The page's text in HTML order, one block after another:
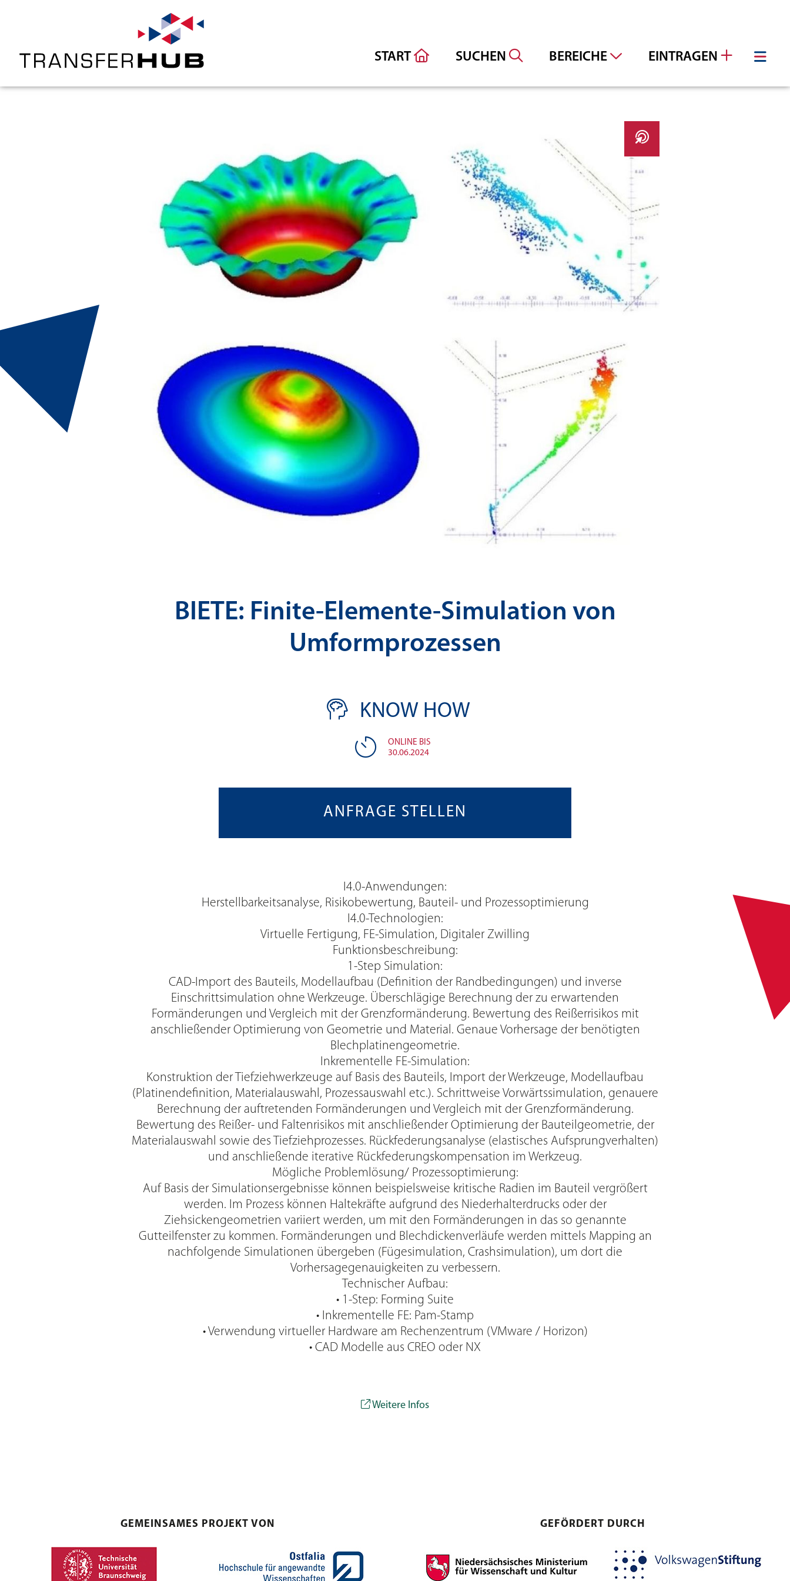
START SUCHEN BEREICHE EINTRAGEN
BIETE: Finite-Elemente-Simulation von
Umformprozessen
KNOW HOW
ONLINE BIS
30.06.2024
ANFRAGE STELLEN
I4.0-Anwendungen:
Herstellbarkeitsanalyse, Risikobewertung, Bauteil- und Prozessoptimierung
I4.0-Technologien:
Virtuelle Fertigung, FE-Simulation, Digitaler Zwilling
Funktionsbeschreibung:
1-Step Simulation:
CAD-Import des Bauteils, Modellaufbau (Definition der Randbedingungen) und inverse
Einschrittsimulation ohne Werkzeuge. Überschlägige Berechnung der zu erwartenden
Formänderungen und Vergleich mit der Grenzformänderung. Bewertung des Reißerrisikos mit
anschließender Optimierung von Geometrie und Material. Genaue Vorhersage der benötigten
Blechplatinengeometrie.
Inkrementelle FE-Simulation:
Konstruktion der Tiefziehwerkzeuge auf Basis des Bauteils, Import der Werkzeuge, Modellaufbau
(Platinendefinition, Materialauswahl, Prozessauswahl etc.). Schrittweise Vorwärtssimulation, genauere
Berechnung der auftretenden Formänderungen und Vergleich mit der Grenzformänderung.
Bewertung des Reißer- und Faltenrisikos mit anschließender Optimierung der Bauteilgeometrie, der
Materialauswahl sowie des Tiefziehprozesses. Rückfederungsanalyse (elastisches Aufsprungverhalten)
und anschließende iterative Rückfederungskompensation im Werkzeug.
Mögliche Problemlösung/ Prozessoptimierung:
Auf Basis der Simulationsergebnisse können beispielsweise kritische Radien im Bauteil vergrößert
werden. Im Prozess können Haltekräfte aufgrund des Niederhalterdrucks oder der
Ziehsickengeometrien variiert werden, um mit den Formänderungen in das so genannte
Gutteilfenster zu kommen. Formänderungen und Blechdickenverläufe werden mittels Mapping an
nachfolgende Simulationen übergeben (Fügesimulation, Crashsimulation), um dort die
Vorhersagegenauigkeiten zu verbessern.
Technischer Aufbau:
• 1-Step: Forming Suite
• Inkrementelle FE: Pam-Stamp
• Verwendung virtueller Hardware am Rechenzentrum (VMware / Horizon)
• CAD Modelle aus CREO oder NX
Weitere Infos
GEMEINSAMES PROJEKT VON GEFÖRDERT DURCH